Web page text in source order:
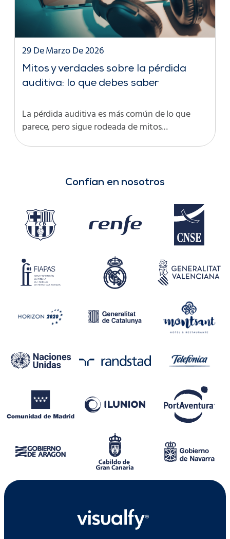
Mitos y verdades sobre la pérdida
auditiva: lo que debes saber
29 De Marzo De 2026
La pérdida auditiva es más común de lo que
parece, pero sigue rodeada de mitos…
Confían en nosotros